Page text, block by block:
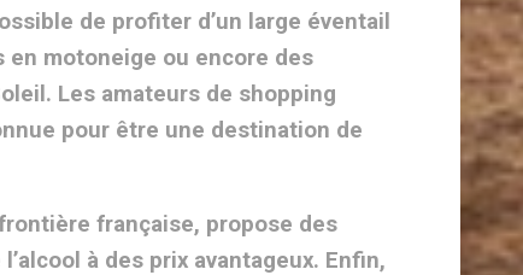
de profiter d’un large éventail
en motoneige ou encore des
Les amateurs de shopping
pour être une destination de
française, propose des
à des prix avantageux. Enfin,